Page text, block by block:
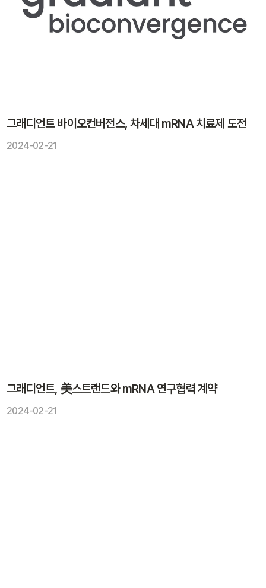
그래디언트 바이오컨버전스, 차세대 mRNA 치료제 도전
2024-02-21
그래디언트, 美스트랜드와 mRNA 연구협력 계약
2024-02-21